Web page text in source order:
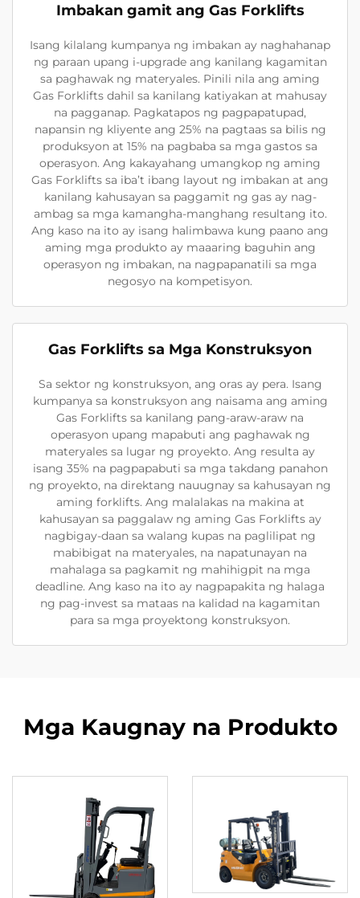
Imbakan gamit ang Gas Forklifts
Isang kilalang kumpanya ng imbakan ay naghahanap
ng paraan upang i-upgrade ang kanilang kagamitan
sa paghawak ng materyales. Pinili nila ang aming
Gas Forklifts dahil sa kanilang katiyakan at mahusay
na pagganap. Pagkatapos ng pagpapatupad,
napansin ng kliyente ang 25% na pagtaas sa bilis ng
produksyon at 15% na pagbaba sa mga gastos sa
operasyon. Ang kakayahang umangkop ng aming
Gas Forklifts sa iba’t ibang layout ng imbakan at ang
kanilang kahusayan sa paggamit ng gas ay nag-
ambag sa mga kamangha-manghang resultang ito.
Ang kaso na ito ay isang halimbawa kung paano ang
aming mga produkto ay maaaring baguhin ang
operasyon ng imbakan, na nagpapanatili sa mga
negosyo na kompetisyon.
Gas Forklifts sa Mga Konstruksyon
Sa sektor ng konstruksyon, ang oras ay pera. Isang
kumpanya sa konstruksyon ang naisama ang aming
Gas Forklifts sa kanilang pang-araw-araw na
operasyon upang mapabuti ang paghawak ng
materyales sa lugar ng proyekto. Ang resulta ay
isang 35% na pagpapabuti sa mga takdang panahon
ng proyekto, na direktang nauugnay sa kahusayan ng
aming forklifts. Ang malalakas na makina at
kahusayan sa paggalaw ng aming Gas Forklifts ay
nagbigay-daan sa walang kupas na paglilipat ng
mabibigat na materyales, na napatunayan na
mahalaga sa pagkamit ng mahihigpit na mga
deadline. Ang kaso na ito ay nagpapakita ng halaga
ng pag-invest sa mataas na kalidad na kagamitan
para sa mga proyektong konstruksyon.
Mga Kaugnay na Produkto